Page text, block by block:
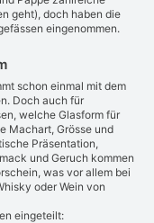
geht), doch haben die
eingenommen.
schon einmal mit dem
Doch auch für
welche Glasform für
Machart, Grösse und
Präsentation,
und Geruch kommen
was vor allem bei
oder Wein von
eingeteilt: